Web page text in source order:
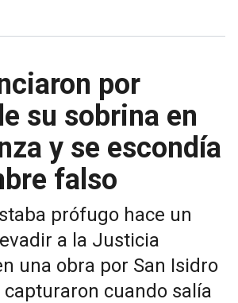
por
su sobrina en
y se escondía
falso
prófugo hace un
a la Justicia
una obra por San Isidro
capturaron cuando salía